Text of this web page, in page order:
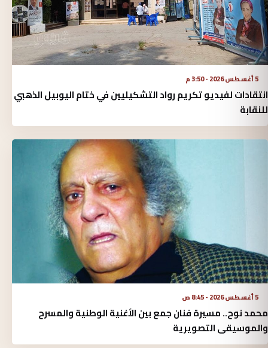
5 أغسطس 2026 - 3:50 م
انتقادات لفيديو تكريم رواد التشكيليين في ختام اليوبيل الذهبي
للنقابة
5 أغسطس 2026 - 8:45 ص
محمد نوح.. مسيرة فنان جمع بين الأغنية الوطنية والمسرح
والموسيقى التصويرية